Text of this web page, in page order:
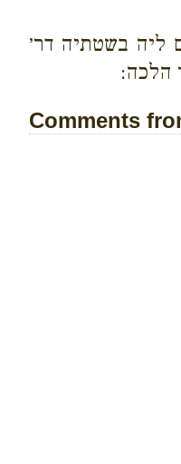
ליה בשטתיה דר׳
הלכה:
Comments